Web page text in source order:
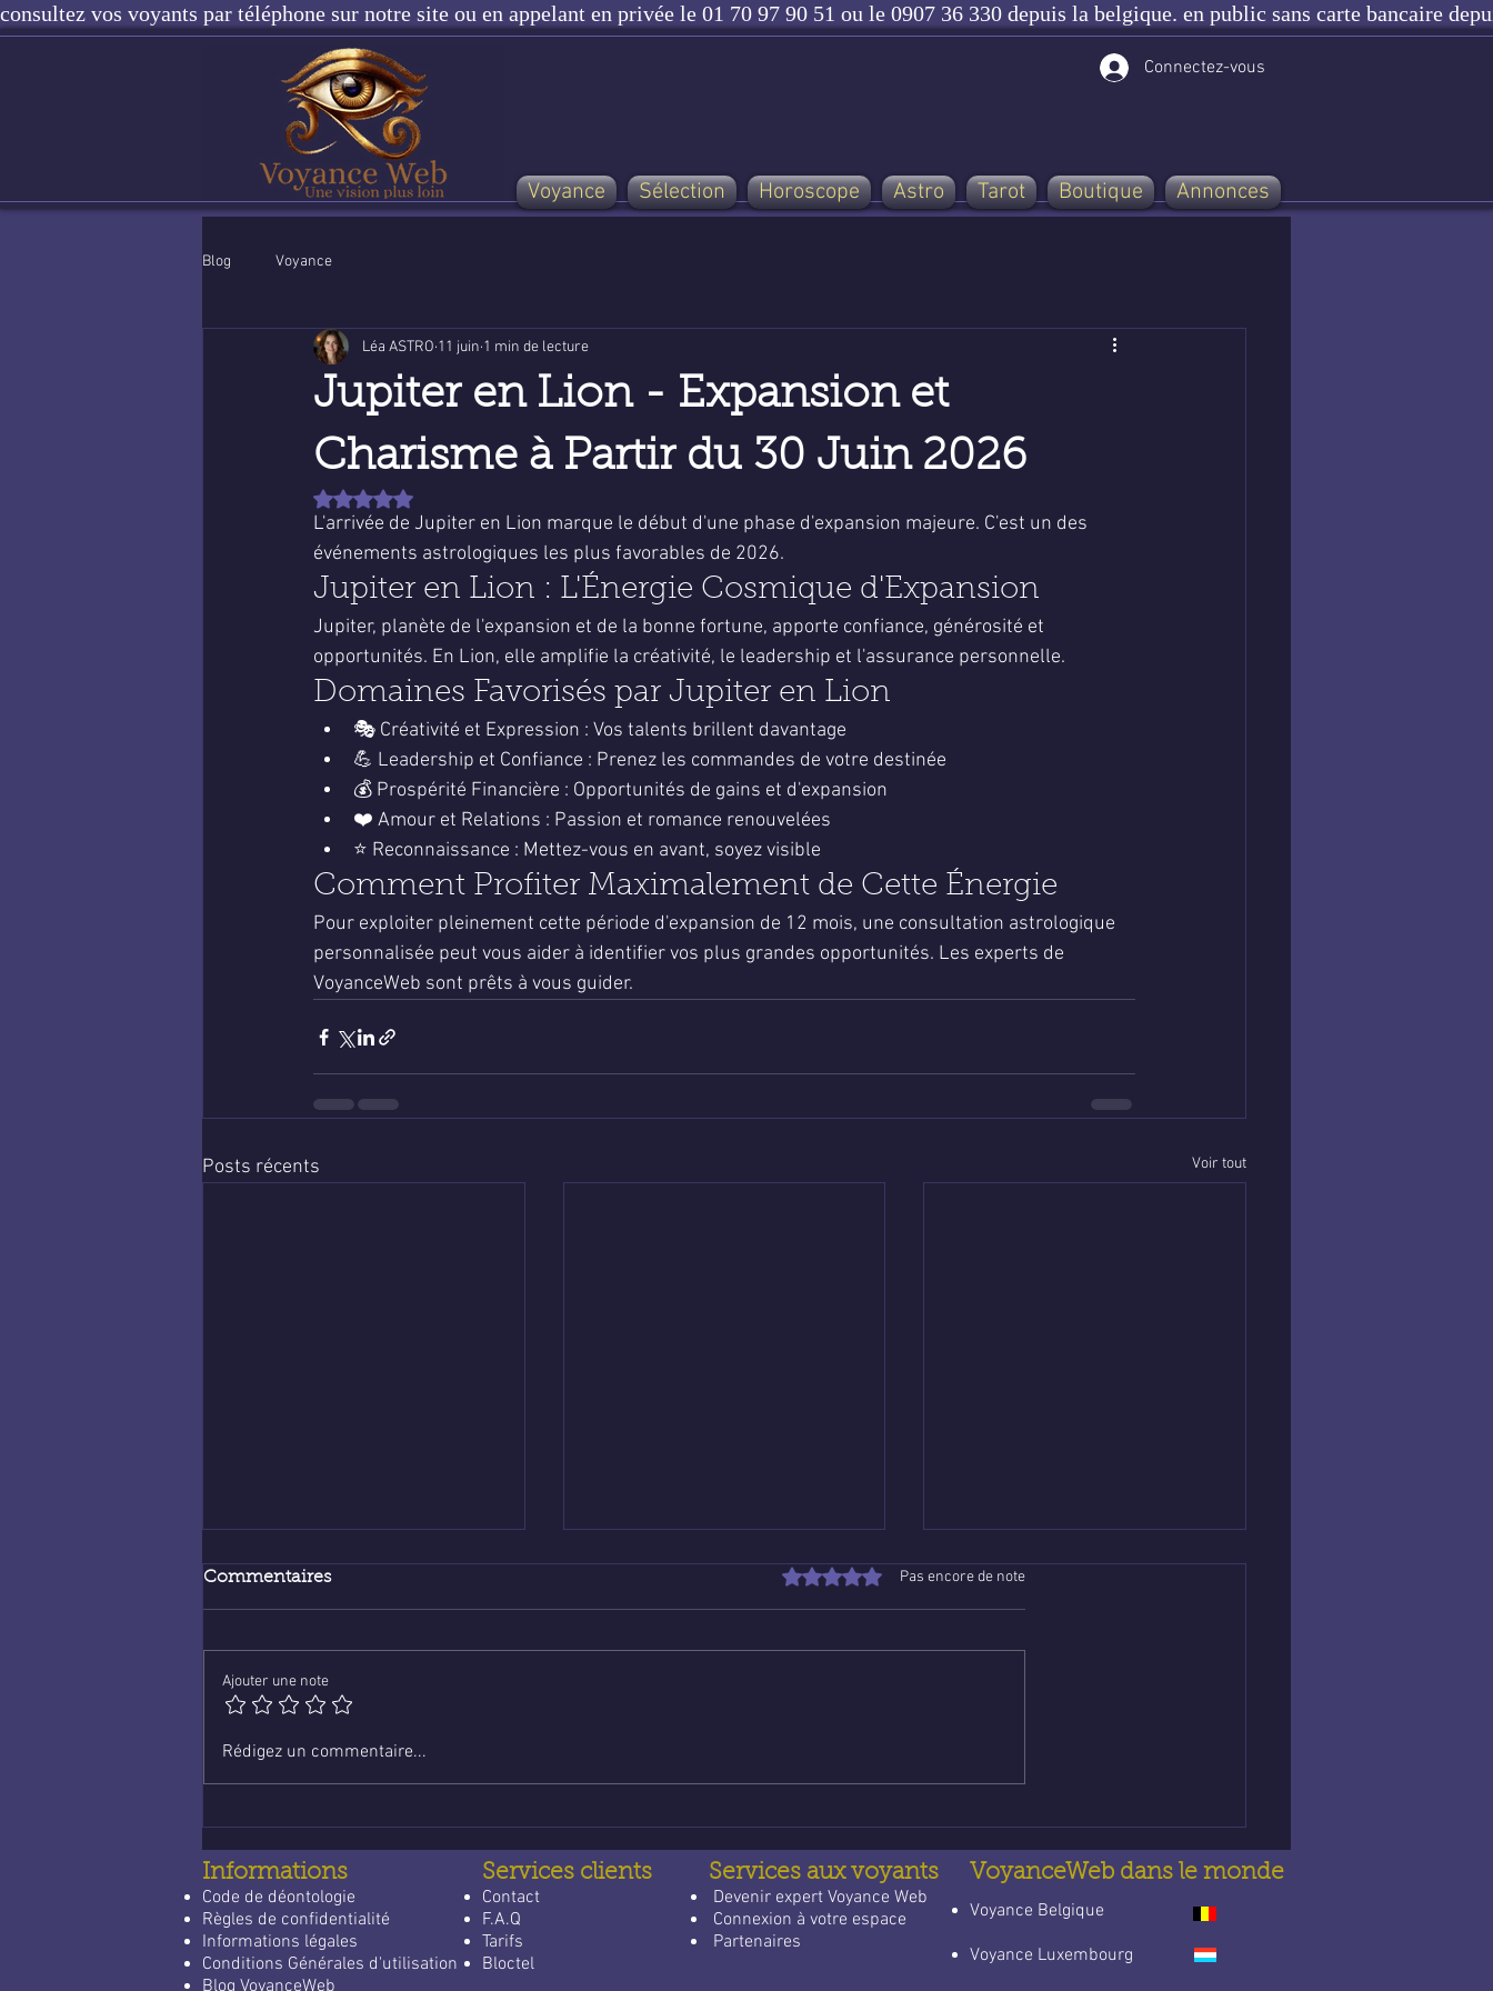
consultez vos voyants par téléphone sur notre site ou en appelant en privée le 01 70 97 90 51 ou le 0907 36 330 depuis la belgique. en public sans carte bancaire
Connectez-vous
Voyance Sélection Horoscope Astro Tarot Boutique Annonces
Blog Voyance
Jupiter en Lion - Expansion et
Charisme à Partir du 30 Juin 2026
Léa ASTRO 11 juin 1 min de lecture
Noté NaN étoiles sur 5.
L'arrivée de Jupiter en Lion marque le début d'une phase d'expansion majeure. C'est un des
événements astrologiques les plus favorables de 2026.
Jupiter en Lion : L'Énergie Cosmique d'Expansion
Jupiter, planète de l'expansion et de la bonne fortune, apporte confiance, générosité et
opportunités. En Lion, elle amplifie la créativité, le leadership et l'assurance personnelle.
Domaines Favorisés par Jupiter en Lion
🎭 Créativité et Expression : Vos talents brillent davantage
💪 Leadership et Confiance : Prenez les commandes de votre destinée
💰 Prospérité Financière : Opportunités de gains et d'expansion
❤️ Amour et Relations : Passion et romance renouvelées
⭐ Reconnaissance : Mettez-vous en avant, soyez visible
Comment Profiter Maximalement de Cette Énergie
Pour exploiter pleinement cette période d'expansion de 12 mois, une consultation astrologique
personnalisée peut vous aider à identifier vos plus grandes opportunités. Les experts de
VoyanceWeb sont prêts à vous guider.
Posts récents Voir tout
Voyance en ligne :
des réponses
quotidien
Commentaires Noté 0 étoile sur 5.Pas encore de note
Ajouter une note
Rédigez un commentaire...
Informations
Code de déontologie
Règles de confidentialité
Informations légales
Conditions Générales d'utilisation
Services clients
Contact
F.A.Q
Tarifs
Bloctel
Services aux voyants
Devenir expert Voyance Web
Connexion à votre espace
Partenaires
VoyanceWeb dans le monde
​Voyance Belgique
Voyance Luxembourg